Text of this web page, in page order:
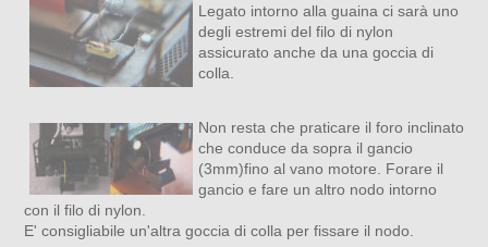
Legato intorno alla guaina ci sarà uno
degli estremi del filo di nylon
assicurato anche da una goccia di
colla.
Non resta che praticare il foro inclinato
che conduce da sopra il gancio
(3mm)fino al vano motore. Forare il
gancio e fare un altro nodo intorno
con il filo di nylon.
E' consigliabile un'altra goccia di colla per fissare il nodo.